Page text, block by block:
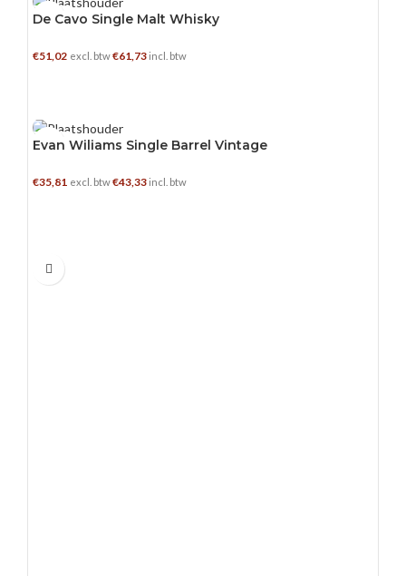
0.5 L
De Cavo Single Malt Whisky
€51,02 excl. btw€61,73 incl. btw
0.7 L
Evan Wiliams Single Barrel Vintage
€35,81 excl. btw€43,33 incl. btw
0.7 L